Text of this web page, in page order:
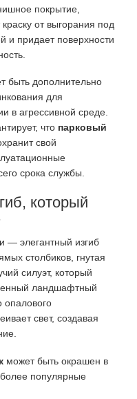
покрытие,
от выгорания под
и придает поверхности
быть дополнительно
для
в агрессивной среде.
что парковый
свой
срока службы.
который
— элегантный изгиб
столбиков, гнутая
силуэт, который
ландшафтный
опалового
свет, создавая
может быть окрашен в
популярные